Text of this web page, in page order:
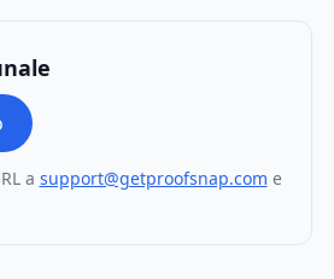
a support@getproofsnap.com e